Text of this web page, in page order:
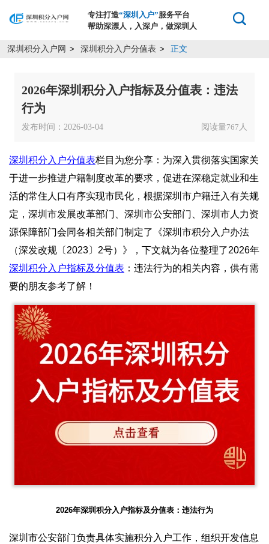
专注打造“深圳入户”服务平台
帮助深漂人，入深户，做深圳人
深圳积分入户网 > 深圳积分入户分值表 > 正文
2026年深圳积分入户指标及分值表：违法
行为
发布时间：2026-03-04 阅读量767 人
深圳积分入户分值表栏目为您分享：为深入贯彻落实国家关
于进一步推进户籍制度改革的要求，促进在深稳定就业和生
活的常住人口有序实现市民化，根据深圳市户籍迁入有关规
定，深圳市发展改革部门、深圳市公安部门、深圳市人力资
源保障部门会同各相关部门制定了《深圳市积分入户办法
（深发改规〔2023〕2号）》，下文就为各位整理了2026年
深圳积分入户指标及分值表 ：违法行为的相关内容，供有需
要的朋友参考了解！
2026年深圳积分入户指标及分值表：违法行为
深圳市公安部门负责具体实施积分入户工作，组织开发信息